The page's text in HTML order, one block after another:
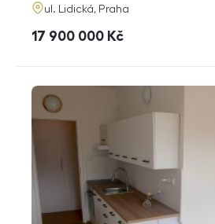
adresa
ul. Lidická, Praha
cena
17 900 000 Kč